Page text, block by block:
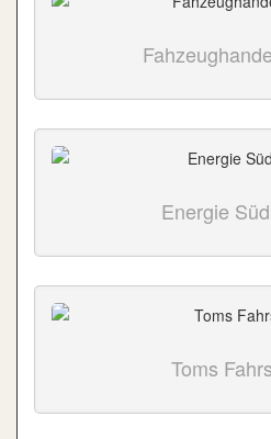
Energie
Toms